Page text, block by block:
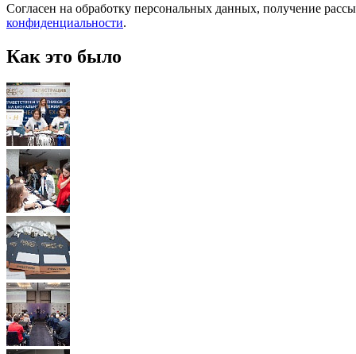
Согласен на обработку персональных данных, получение
конфиденциальности.
Как это было